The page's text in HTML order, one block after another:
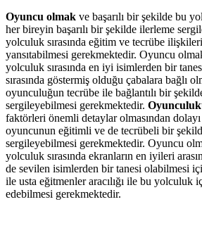
Oyuncu olmak ve başarılı bir şekilde bu
her bireyin başarılı bir şekilde ilerleme
yolculuk sırasında eğitim ve tecrübe
yansıtabilmesi gerekmektedir. Oyuncu
yolculuk sırasında en iyi isimlerden bir
sırasında göstermiş olduğu çabalara bağlı
oyunculuğun tecrübe ile bağlantılı bir
sergileyebilmesi gerekmektedir.
faktörleri önemli detaylar olmasından
oyuncunun eğitimli ve de tecrübeli bir
sergileyebilmesi gerekmektedir. Oyuncu
yolculuk sırasında ekranların en iyileri
de sevilen isimlerden bir tanesi olabilmesi
ile usta eğitmenler aracılığı ile bu yolculuk
edebilmesi gerekmektedir.